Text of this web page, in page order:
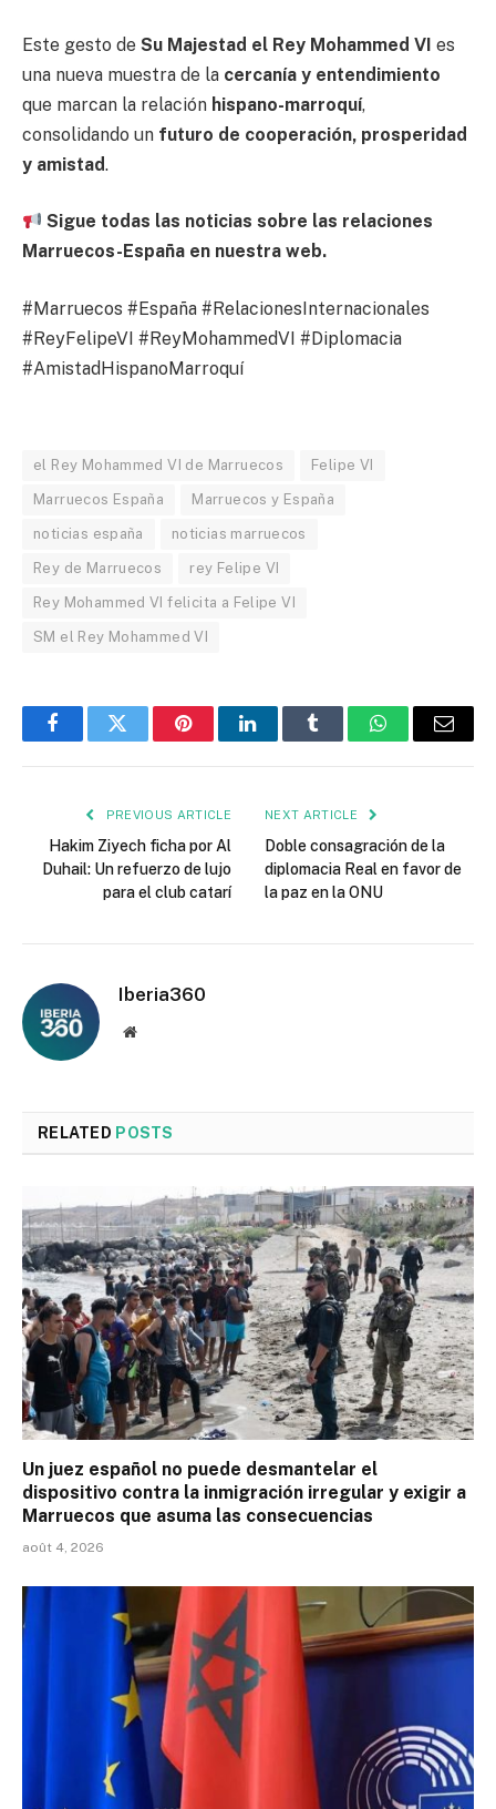
Este gesto de Su Majestad el Rey Mohammed VI es
una nueva muestra de la cercanía y entendimiento
que marcan la relación hispano-marroquí,
consolidando un futuro de cooperación, prosperidad
y amistad.
Sigue todas las noticias sobre las relaciones
Marruecos-España en nuestra web.
#Marruecos #España #RelacionesInternacionales
#ReyFelipeVI #ReyMohammedVI #Diplomacia
#AmistadHispanoMarroquí
el Rey Mohammed VI de Marruecos Felipe VI
Marruecos España Marruecos y España
noticias españa noticias marruecos
Rey de Marruecos rey Felipe VI
Rey Mohammed VI felicita a Felipe VI
SM el Rey Mohammed VI
FacebookTwitter PinterestLinkedInTumblr WhatsAppEmail
PREVIOUS ARTICLE
Hakim Ziyech ficha por Al
Duhail: Un refuerzo de lujo
para el club catarí
NEXT ARTICLE
Doble consagración de la
diplomacia Real en favor de
la paz en la ONU
Iberia360
Website
RELATED POSTS
Un juez español no puede desmantelar el
dispositivo contra la inmigración irregular y exigir a
Marruecos que asuma las consecuencias
août 4, 2026